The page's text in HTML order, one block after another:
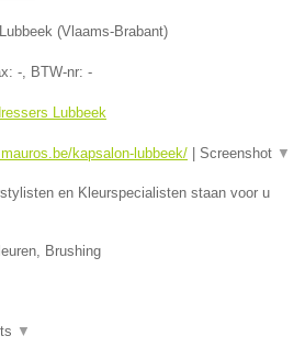
Lubbeek (Vlaams-Brabant)
- , BTW-nr: -
Lubbeek
kapsalon-lubbeek/ | Screenshot ▼
en Kleurspecialisten staan voor u
Brushing
▼